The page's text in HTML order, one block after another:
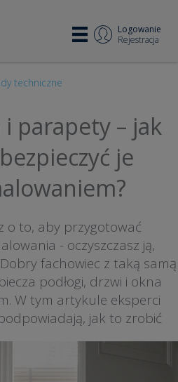
Logowanie
Rejestracja
techniczne
parapety – jak
je
o to, aby przygotować
- oczyszczasz ją,
fachowiec z taką samą
podłogi, drzwi i okna
W tym artykule eksperci
jak to zrobić